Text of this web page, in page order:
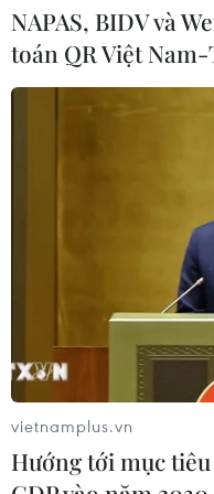
CƠ QUAN CHỦ QUẢN: THÔNG
Tổng Biên tập: TRẦN
Phó Tổng Biên tập:
Dịch vụ tin
Liên hệ
Giấy phép số: 1374/GP-
NAPAS, BIDV và
toán QR Việt
vietnamplus.vn
Hướng tới mục